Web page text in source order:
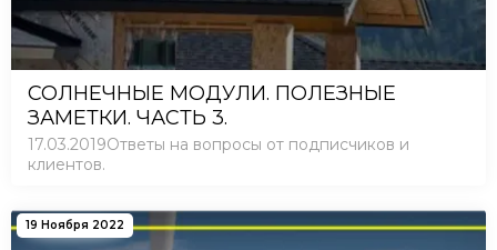
СОЛНЕЧНЫЕ МОДУЛИ. ПОЛЕЗНЫЕ
ЗАМЕТКИ. ЧАСТЬ 3.
17.03.2019Ответы на вопросы от подписчиков и
клиентов.
19 Ноября 2022